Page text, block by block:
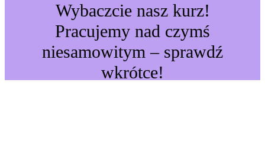
Wybaczcie nasz kurz!
Pracujemy nad czymś
niesamowitym – sprawdź
wkrótce!